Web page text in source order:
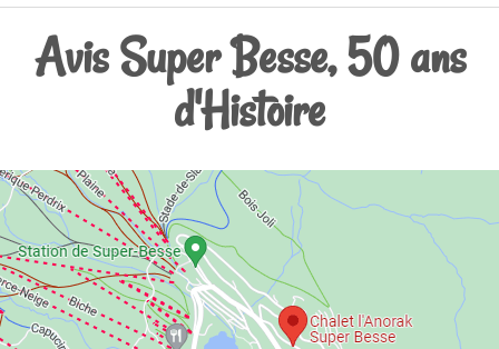
Avis Super Besse, 50 ans
d'Histoire